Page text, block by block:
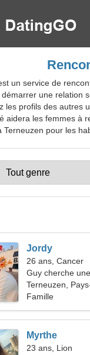
un service de
une relation
les profils des autres
aidera les femmes à
Terneuzen pour les
Jordy
26 ans, Cancer
Guy cherche
Terneuzen,
Famille
Myrthe
23 ans, Lion